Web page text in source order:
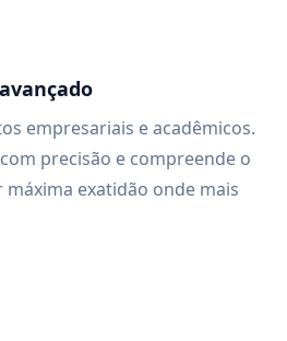
empresariais e acadêmicos.
precisão e compreende o
exatidão onde mais